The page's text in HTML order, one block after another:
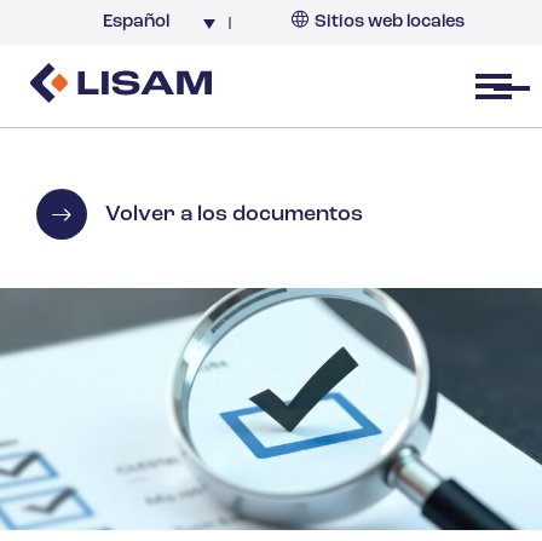
Español Sitios web locales
Open menu
Volver a los documentos